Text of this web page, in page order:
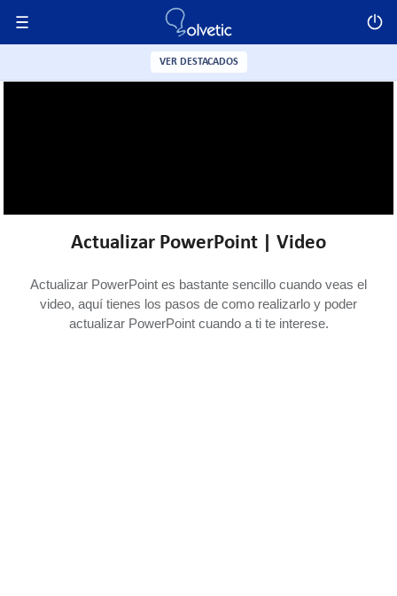
Actualizar PowerPoint | Video
Actualizar PowerPoint es bastante sencillo cuando veas el
video, aquí tienes los pasos de como realizarlo y poder
actualizar PowerPoint cuando a ti te interese.
VER DESTACADOS